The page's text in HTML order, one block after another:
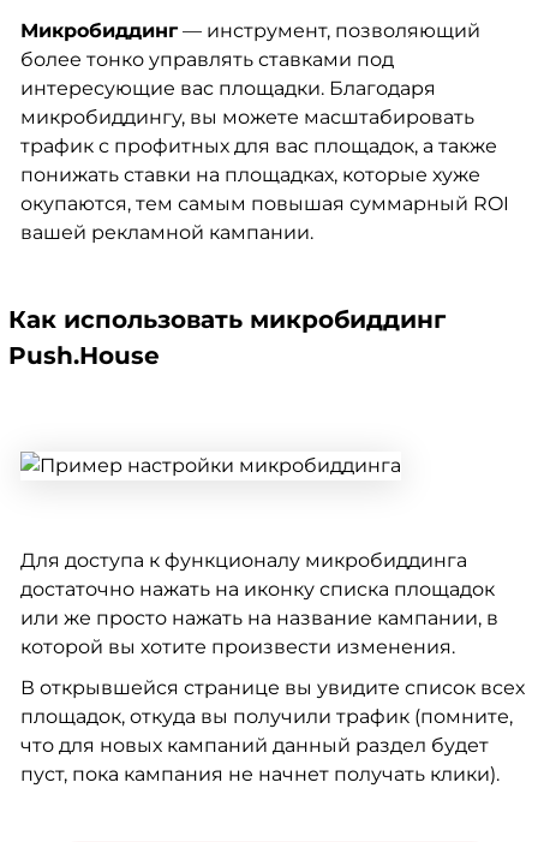
Микробиддинг— инструмент, позволяющий
более тонко управлять ставками под
интересующие вас площадки. Благодаря
микробиддингу, вы можете масштабировать
трафик с профитных для вас площадок, а также
понижать ставки на площадках, которые хуже
окупаются, тем самым повышая суммарный ROI
вашей рекламной кампании.
Как использовать микробиддинг
Push.House
Для доступа к функционалу микробиддинга
достаточно нажать на иконку списка площадок
или же просто нажать на название кампании, в
которой вы хотите произвести изменения.
В открывшейся странице вы увидите список всех
площадок, откуда вы получили трафик (помните,
что для новых кампаний данный раздел будет
пуст, пока кампания не начнет получать клики).